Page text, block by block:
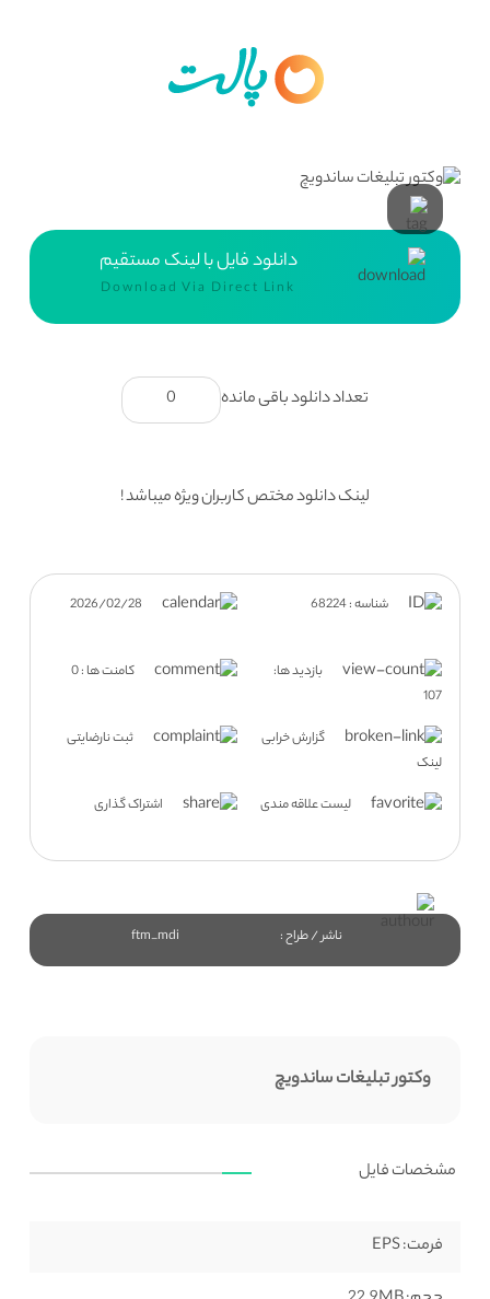
دانلود فایل با لینک مستقیم
Download Via Direct Link
تعداد دانلود باقی مانده 0
لینک دانلود مختص کاربران ویژه میباشد !
شناسه : 68224
بازدید ها:
107
کامنت ها : 0
گزارش خرابی
لینک
ثبت نارضایتی
لیست علاقه مندی اشتراک گذاری
ناشر / طراح : ftm_mdi
وکتور تبلیغات ساندویچ
مشخصات فایل
فرمت: